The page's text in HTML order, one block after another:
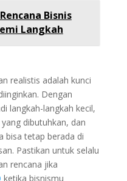
Bisnis
Langkah
realistis adalah kunci
Dengan
langkah-langkah kecil,
dibutuhkan, dan
bisa tetap berada di
Pastikan untuk selalu
rencana jika
ketika bisnismu